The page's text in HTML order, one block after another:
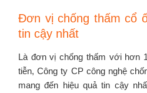
Đơn vị chống thấm cổ
tin cậy nhất
Là đơn vị chống thấm với hơn
tiễn, Công ty CP công nghệ
mang đến hiệu quả tin cậy